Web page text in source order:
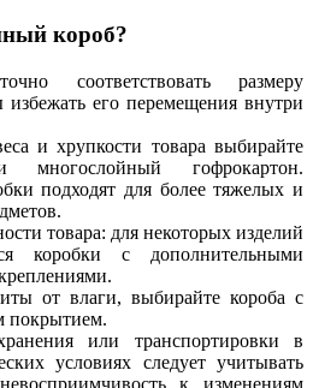
короб?
соответствовать размеру
его перемещения внутри
и хрупкости товара выбирайте
многослойный гофрокартон.
подходят для более тяжелых и
товара: для некоторых изделий
коробки с дополнительными
от влаги, выбирайте короба с
покрытием.
или транспортировки в
условиях следует учитывать
к изменениям